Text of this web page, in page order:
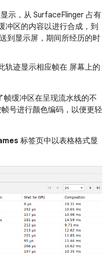
显示，从 SurfaceFlinger 占有
冲区的内容以进行合成，到
到显示屏，期间所经历的时
轨迹显示相应帧在 屏幕上的
帧缓冲区在呈现流水线的不
号进行颜色编码，以便更轻
标签页中以表格格式显